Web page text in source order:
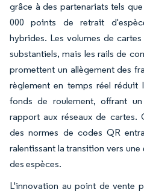
grâce à des partenariats tels
000 points de retrait
hybrides. Les volumes de
substantiels, mais les rails de
promettent un allègement des
règlement en temps réel réduit
fonds de roulement, offrant
rapport aux réseaux de cartes.
des normes de codes QR
ralentissant la transition vers
des espèces.
L'innovation au point de vente